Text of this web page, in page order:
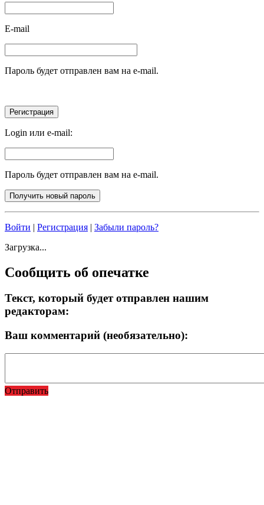
E-mail
Пароль будет отправлен вам на e-mail.
Login или e-mail:
Пароль будет отправлен вам на e-mail.
Войти | Регистрация | Забыли пароль?
Загрузка...
Сообщить об опечатке
Текст, который будет отправлен нашим
редакторам:
Ваш комментарий (необязательно):
Отправить